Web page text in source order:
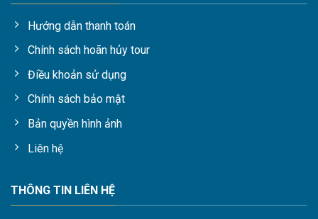
Hướng dẫn thanh toán
Chính sách hoãn hủy tour
Điều khoản sử dụng
Chính sách bảo mật
Bản quyền hình ảnh
Liên hệ
THÔNG TIN LIÊN HỆ